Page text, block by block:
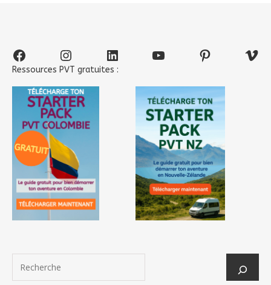
FacebookInstagramLinkedInYouTubePinterest
Ressources PVT gratuites :